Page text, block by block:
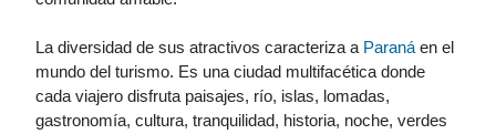
La diversidad de sus atractivos caracteriza a Paraná en el
mundo del turismo. Es una ciudad multifacética donde
cada viajero disfruta paisajes, río, islas, lomadas,
gastronomía, cultura, tranquilidad, historia, noche, verdes